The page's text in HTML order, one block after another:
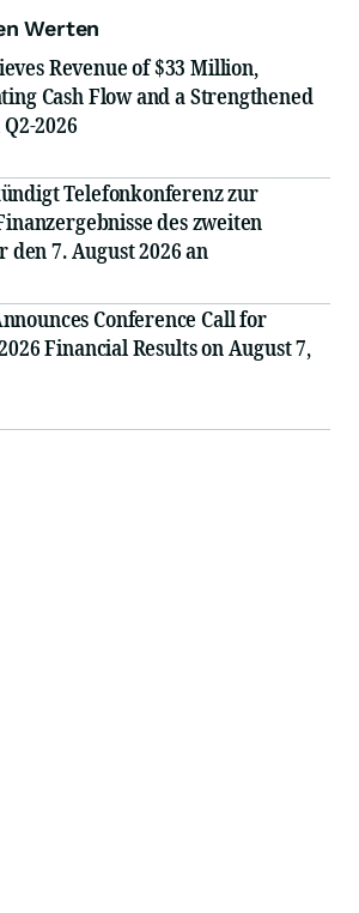
Werten
Revenue of $33 Million,
Cash Flow and a Strengthened
2026
Telefonkonferenz zur
des zweiten
den 7. August 2026 an
Conference Call for
Financial Results on August 7,